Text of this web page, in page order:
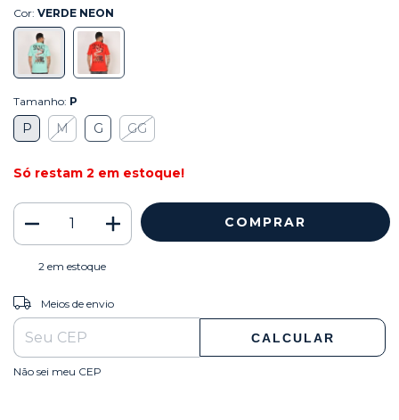
Cor: VERDE NEON
Tamanho: P
P M G GG
Só restam 2 em estoque!
2 em estoque
Entregas para o CEP:
Meios de envio
CALCULAR
Não sei meu CEP